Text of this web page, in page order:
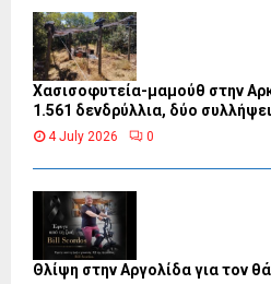
Χασισοφυτεία-μαμούθ στην
1.561 δενδρύλλια, δύο
4 July 2026 0
Θλίψη στην Αργολίδα για τον